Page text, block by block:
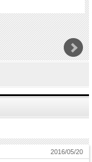
2016/05/20